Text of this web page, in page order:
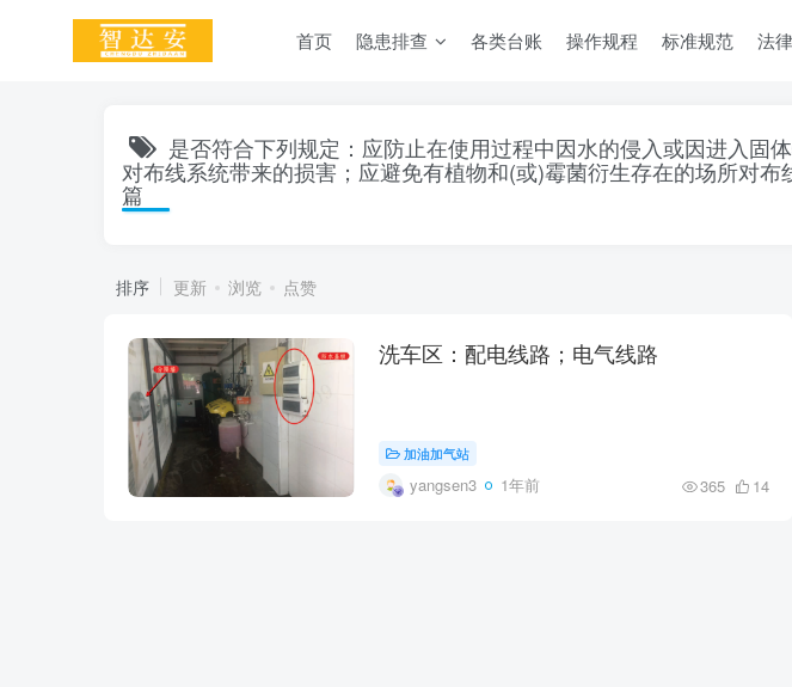
首页 隐患排查 各类台账 操作规程 标准规范 法
是否符合下列规定：应防止在使用过程中因水的侵入或因进入固
对布线系统带来的损害；应避免有植物和(或)霉菌衍生存在的场所对
篇
排序 更新 浏览 点赞
洗车区：配电线路；电气线路
加油加气站
yangsen3 1年前 365 14